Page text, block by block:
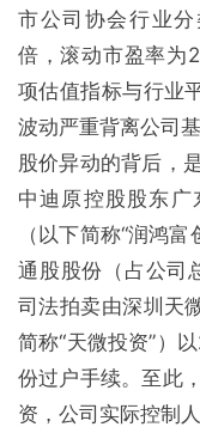
市公司协会行业
倍，滚动市盈率为
项估值指标与行业
波动严重背离公司基
股价异动的背后，
中迪原控股股东广
（以下简称“润鸿
通股股份（占公司
司法拍卖由深圳天
简称“天微投资”）
份过户手续。至此
资，公司实际控制